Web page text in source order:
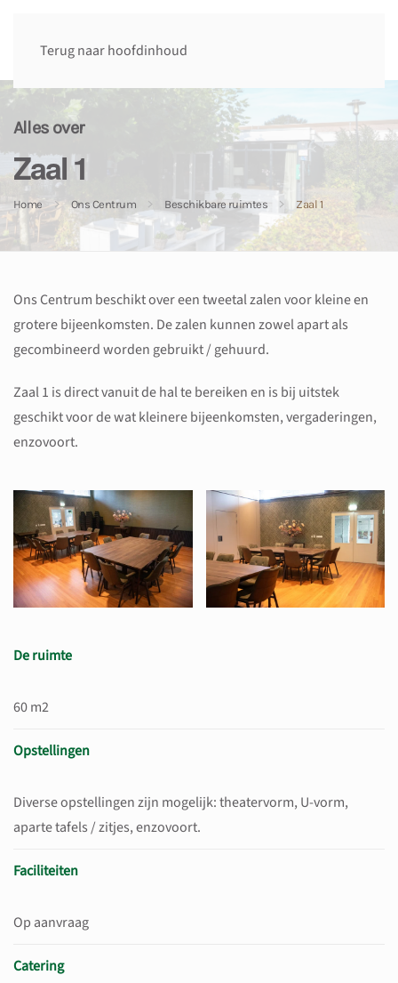
Terug naar hoofdinhoud
Alles over
Zaal 1
Home Ons Centrum Beschikbare ruimtes Zaal 1
Ons Centrum beschikt over een tweetal zalen voor kleine en
grotere bijeenkomsten. De zalen kunnen zowel apart als
gecombineerd worden gebruikt / gehuurd.
Zaal 1 is direct vanuit de hal te bereiken en is bij uitstek
geschikt voor de wat kleinere bijeenkomsten, vergaderingen,
enzovoort.
Bekijk vergroting Bekijk vergroting
De ruimte
60 m2
Opstellingen
Diverse opstellingen zijn mogelijk: theatervorm, U-vorm,
aparte tafels / zitjes, enzovoort.
​Faciliteiten
Op aanvraag
Catering